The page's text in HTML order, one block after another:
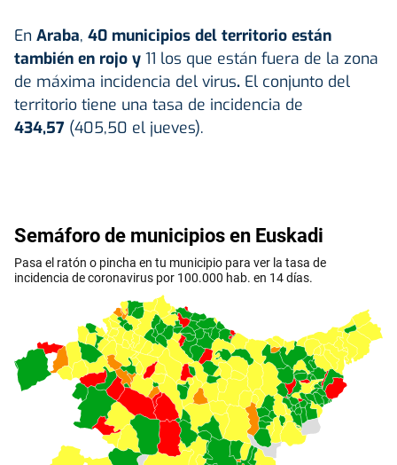
En Araba, 40 municipios del territorio están
también en rojo y 11 los que están fuera de la zona
de máxima incidencia del virus. El conjunto del
territorio tiene una tasa de incidencia de
434,57 (405,50 el jueves).